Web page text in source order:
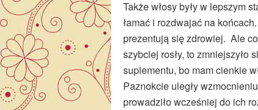
Także włosy były w lepszym
łamać i rozdwajać na
prezentują się zdrowiej. Ale
szybciej rosły, to zmniejszyło
suplementu, bo mam cienkie
Paznokcie uległy
prowadziło wcześniej do ich